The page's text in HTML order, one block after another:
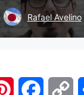
Rafael Avelino